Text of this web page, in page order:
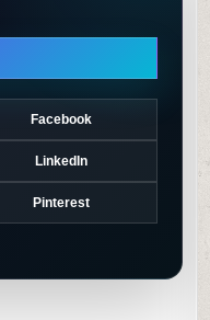
Facebook
LinkedIn
Pinterest